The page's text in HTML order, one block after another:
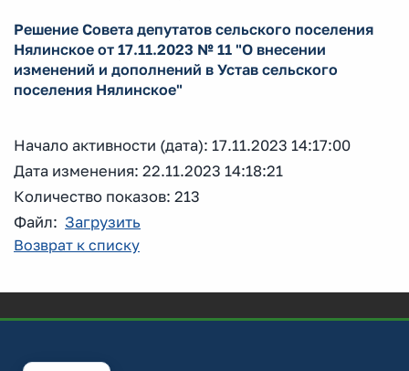
Решение Совета депутатов сельского поселения
Нялинское от 17.11.2023 № 11 "О внесении
изменений и дополнений в Устав сельского
поселения Нялинское"
Начало активности (дата): 17.11.2023 14:17:00
Дата изменения: 22.11.2023 14:18:21
Количество показов: 213
Файл: Загрузить
Возврат к списку